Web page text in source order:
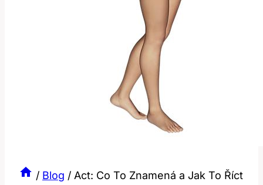
/ Blog / Act: Co To Znamená a Jak To Říct